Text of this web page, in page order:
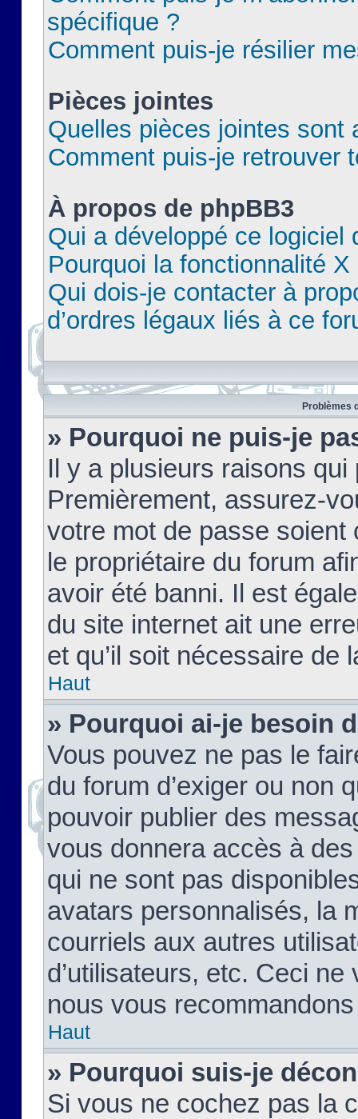
spécifique ?
Comment puis-je résilier
Pièces jointes
Quelles pièces jointes sont
Comment puis-je retrouver
À propos de phpBB3
Qui a développé ce logiciel
Pourquoi la fonctionnalité X
Qui dois-je contacter à
d’ordres légaux liés à ce
Problèmes
» Pourquoi ne puis-je
Il y a plusieurs raisons
Premièrement, assurez-
votre mot de passe soient
le propriétaire du forum
avoir été banni. Il est
du site internet ait une
et qu’il soit nécessaire de
Haut
» Pourquoi ai-je besoin
Vous pouvez ne pas le
du forum d’exiger ou non
pouvoir publier des
vous donnera accès à
qui ne sont pas
avatars personnalisés, la
courriels aux autres
d’utilisateurs, etc. Ceci
nous vous
Haut
» Pourquoi suis-je
Si vous ne cochez pas la